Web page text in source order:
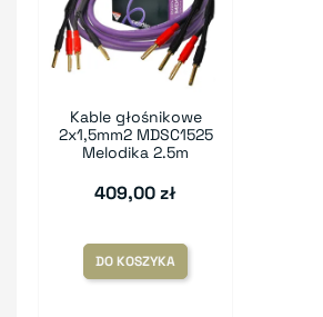
Kable głośnikowe
2x1,5mm2 MDSC1525
Melodika 2.5m
409,00 zł
DO KOSZYKA